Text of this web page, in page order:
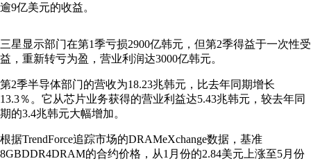
逾9亿美元的收益。
三星显示部门在第1季亏损2900亿韩元，但第2季得益于一次性受
益，重新转亏为盈，营业利润达3000亿韩元。
第2季半导体部门的营收为18.23兆韩元，比去年同期增长
13.3％。它从芯片业务获得的营业利益达5.43兆韩元，较去年同
期的3.4兆韩元大幅增加。
根据TrendForce追踪市场的DRAMeXchange数据，基准
8GBDDR4DRAM的合约价格，从1月份的2.84美元上涨至5月份